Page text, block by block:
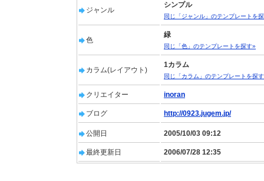
ジャンル
シンプル
同じ「ジャンル」のテンプレートを
色
緑
同じ「色」のテンプレートを探す»
カラム(レイアウト)
1カラム
同じ「カラム」のテンプレートを探
クリエイター inoran
ブログ http://0923.jugem.jp/
公開日 2005/10/03 09:12
最終更新日 2006/07/28 12:35